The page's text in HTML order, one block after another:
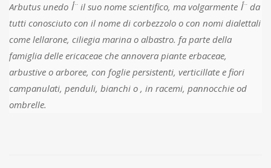
Arbutus unedo أ¨ il suo nome scientifico, ma volgarmente أ¨ da
tutti conosciuto con il nome di corbezzolo o con nomi dialettali
come lellarone, ciliegia marina o albastro. fa parte della
famiglia delle ericaceae che annovera piante erbaceae,
arbustive o arboree, con foglie persistenti, verticillate e fiori
campanulati, penduli, bianchi o , in racemi, pannocchie od
ombrelle.